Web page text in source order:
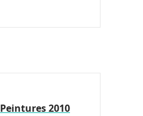
Peintures 2010